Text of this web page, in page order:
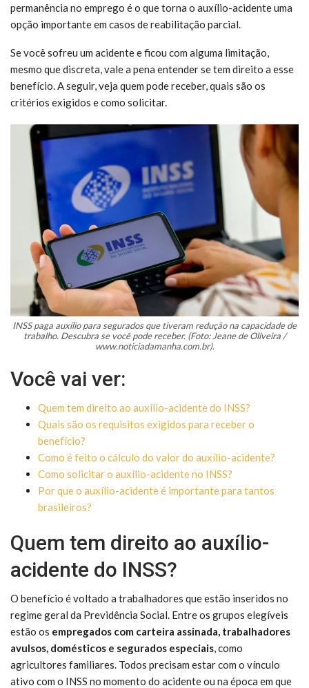
permanência no emprego é o que torna o auxílio-acidente uma
opção importante em casos de reabilitação parcial.
Se você sofreu um acidente e ficou com alguma limitação,
mesmo que discreta, vale a pena entender se tem direito a esse
benefício. A seguir, veja quem pode receber, quais são os
critérios exigidos e como solicitar.
INSS paga auxílio para segurados que tiveram redução na capacidade de
trabalho. Descubra se você pode receber. (Foto: Jeane de Oliveira /
www.noticiadamanha.com.br).
Você vai ver:
Quem tem direito ao auxílio-acidente do INSS?
Quais são os requisitos exigidos para receber o
benefício?
Como é feito o cálculo do valor do auxílio-acidente?
Como solicitar o auxílio-acidente no INSS?
Por que o auxílio-acidente é importante para tantos
brasileiros?
Quem tem direito ao auxílio-
acidente do INSS?
O benefício é voltado a trabalhadores que estão inseridos no
regime geral da Previdência Social. Entre os grupos elegíveis
estão os empregados com carteira assinada, trabalhadores
avulsos, domésticos e segurados especiais, como
agricultores familiares. Todos precisam estar com o vínculo
ativo com o INSS no momento do acidente ou na época em que